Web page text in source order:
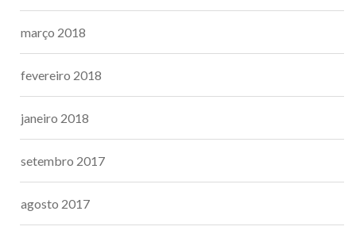
março 2018
fevereiro 2018
janeiro 2018
setembro 2017
agosto 2017